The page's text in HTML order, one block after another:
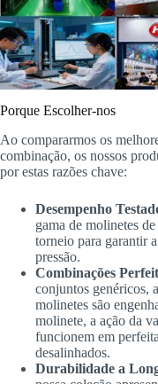
Porque Escolher-nos
Ao compararmos os
combinação, os nossos
por estas razões chave:
Desempenho
gama de molinetes
torneio para garantir
pressão.
Combinações
conjuntos genéricos,
molinetes são
molinete, a ação da
funcionem em
desalinhados.
Durabilidade a